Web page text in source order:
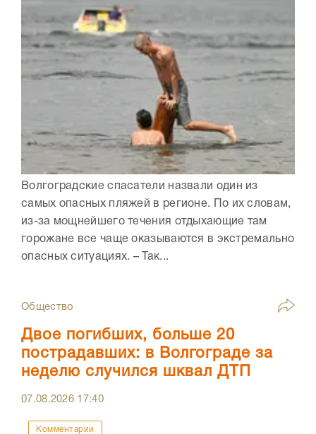
Волгоградские спасатели назвали один из
самых опасных пляжей в регионе. По их словам,
из-за мощнейшего течения отдыхающие там
горожане все чаще оказываются в экстремально
опасных ситуациях. – Так...
Общество
Двое погибших, больше 20
пострадавших: в Волгограде за
неделю случился шквал ДТП
07.08.2026 17:40
Комментарии